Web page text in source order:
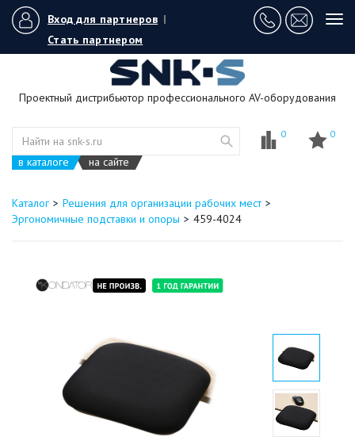
Вход для партнеров |
Стать партнером
Проектный дистрибьютор профессионального AV-оборудования
в каталоге на сайте
0 0
Каталог
Решения для организации рабочих мест
Эргономичные подставки и опоры
459-4024